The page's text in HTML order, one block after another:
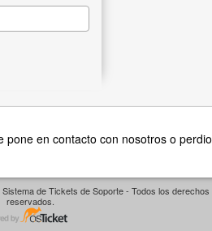
pone en contacto con nosotros o
de Tickets de Soporte - Todos los derechos
reservados.